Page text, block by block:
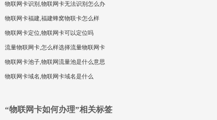
物联网卡识别,物联网卡无法识别怎么办
物联网卡福建,福建蜂窝物联卡怎么样
物联网卡定位,物联网卡可以定位吗
流量物联网卡,怎么样选择流量物联网卡
物联网卡池子,物联网流量池是什么意思
物联网卡域名,物联网卡域名是什么
“物联网卡如何办理”相关标签